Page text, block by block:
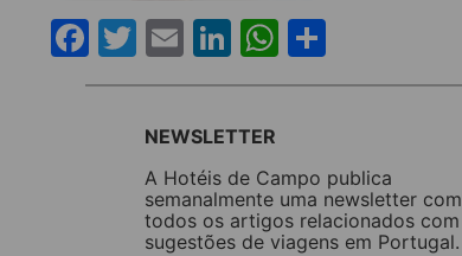
Facebook
Twitter
EmailLinkedIn
WhatsApp
NEWSLETTER
A Hotéis de Campo publica
semanalmente uma newsletter com
todos os artigos relacionados com
sugestões de viagens em Portugal.